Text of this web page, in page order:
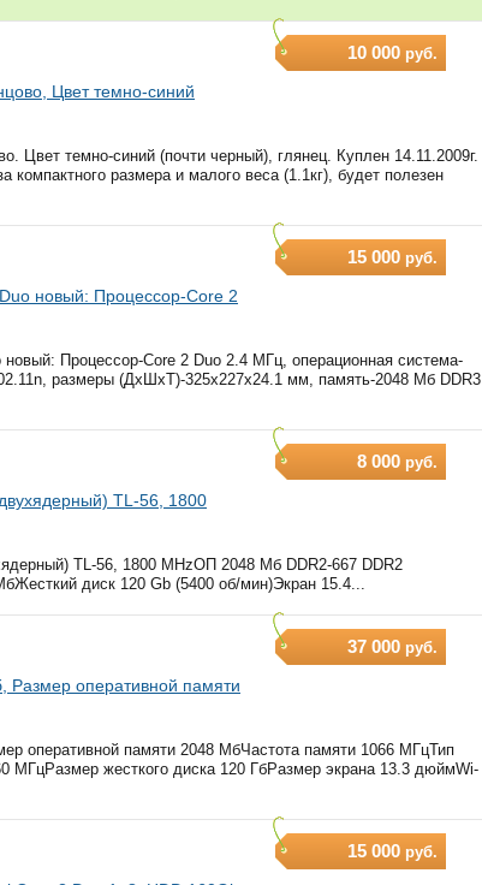
Цвет темно-синий
10 000 руб.
Цвет темно-синий (почти черный), глянец. Куплен 14.11.2009г.
компактного размера и малого веса (1.1кг), будет полезен
новый: Процессор-Core 2
15 000 руб.
Процессор-Core 2 Duo 2.4 МГц, операционная система-
размеры (ДхШхТ)-325x227x24.1 мм, память-2048 Мб DDR3
TL-56, 1800
8 000 руб.
TL-56, 1800 MHzОП 2048 Мб DDR2-667 DDR2
диск 120 Gb (5400 об/мин)Экран 15.4...
Размер оперативной памяти
37 000 руб.
оперативной памяти 2048 МбЧастота памяти 1066 МГцТип
МГцРазмер жесткого диска 120 ГбРазмер экрана 13.3 дюймWi-
15 000 руб.